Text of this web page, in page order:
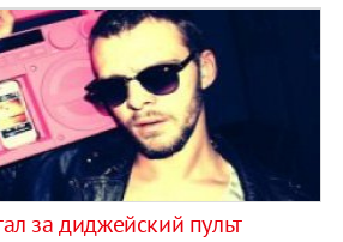
за диджейский пульт